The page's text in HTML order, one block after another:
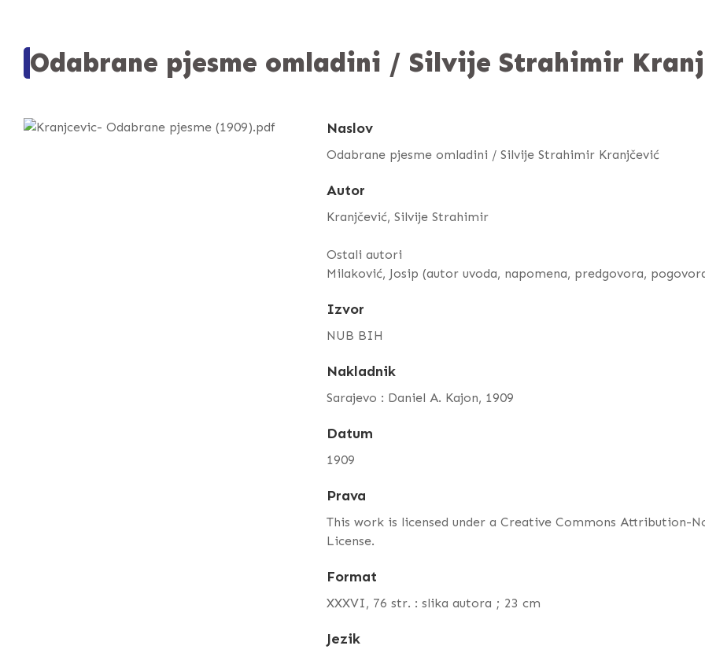
Odabrane pjesme omladini / Silvije Strahimir
Naslov
Odabrane pjesme omladini / Silvije Strahimir Kranjčević
Autor
Kranjčević, Silvije Strahimir
Ostali autori
Milaković, Josip (autor uvoda, napomena, predgovora,
Izvor
NUB BIH
Nakladnik
Sarajevo : Daniel A. Kajon, 1909
Datum
1909
Prava
This work is licensed under a Creative Commons Attribution-
License.
Format
XXXVI, 76 str. : slika autora ; 23 cm
Jezik